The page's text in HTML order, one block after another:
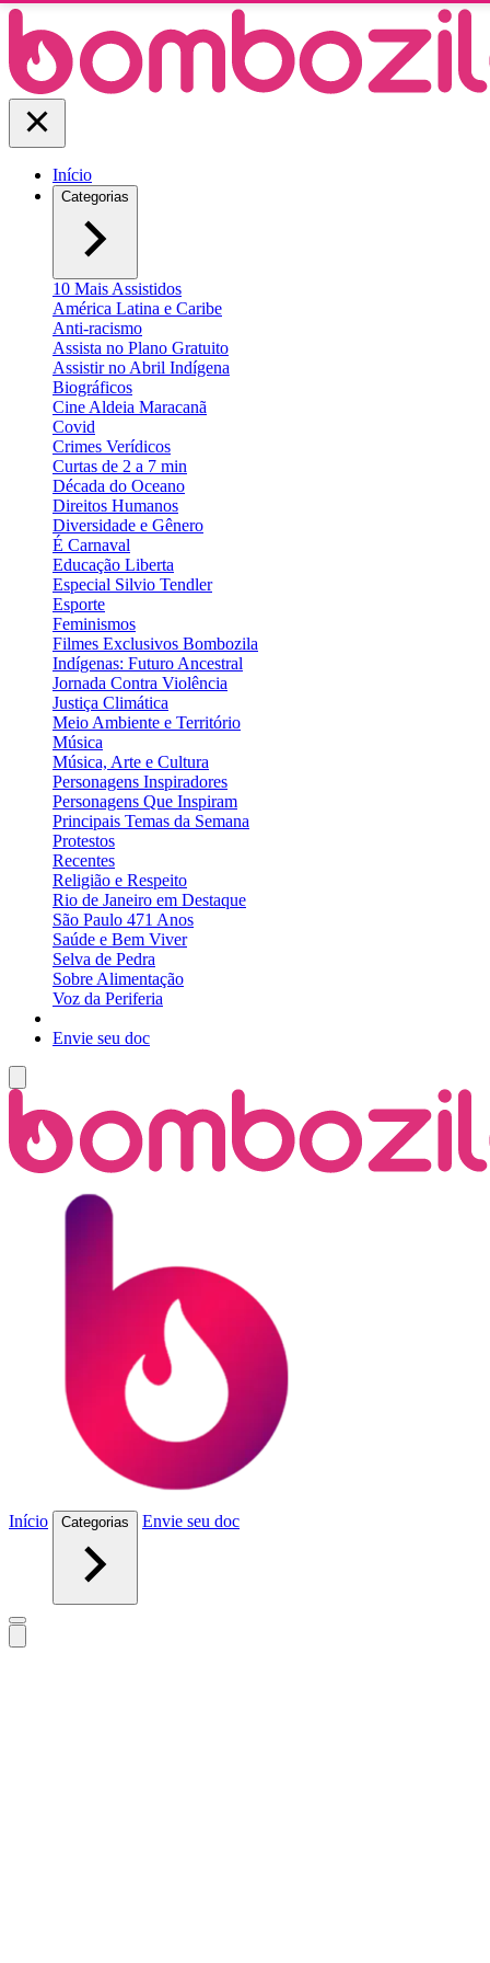
Início
Categorias
10 Mais Assistidos
América Latina e Caribe
Anti-racismo
Assista no Plano Gratuito
Assistir no Abril Indígena
Biográficos
Cine Aldeia Maracanã
Covid
Crimes Verídicos
Curtas de 2 a 7 min
Década do Oceano
Direitos Humanos
Diversidade e Gênero
É Carnaval
Educação Liberta
Especial Silvio Tendler
Esporte
Feminismos
Filmes Exclusivos Bombozila
Indígenas: Futuro Ancestral
Jornada Contra Violência
Justiça Climática
Meio Ambiente e Território
Música
Música, Arte e Cultura
Personagens Inspiradores
Personagens Que Inspiram
Principais Temas da Semana
Protestos
Recentes
Religião e Respeito
Rio de Janeiro em Destaque
São Paulo 471 Anos
Saúde e Bem Viver
Selva de Pedra
Sobre Alimentação
Voz da Periferia
Envie seu doc
Início Categorias Envie seu doc